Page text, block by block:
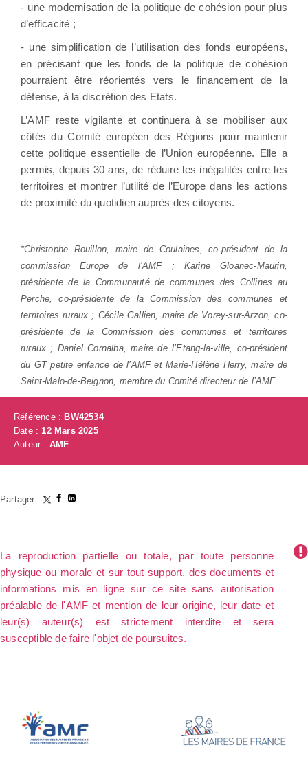
- une modernisation de la politique de cohésion pour plus
d’efficacité ;
- une simplification de l’utilisation des fonds européens,
en précisant que les fonds de la politique de cohésion
pourraient être réorientés vers le financement de la
défense, à la discrétion des Etats.
L’AMF reste vigilante et continuera à se mobiliser aux
côtés du Comité européen des Régions pour maintenir
cette politique essentielle de l’Union européenne. Elle a
permis, depuis 30 ans, de réduire les inégalités entre les
territoires et montrer l’utilité de l’Europe dans les actions
de proximité du quotidien auprès des citoyens.
*Christophe Rouillon, maire de Coulaines, co-président de la
commission Europe de l’AMF ; Karine Gloanec-Maurin,
présidente de la Communauté de communes des Collines au
Perche, co-présidente de la Commission des communes et
territoires ruraux ; Cécile Gallien, maire de Vorey-sur-Arzon, co-
présidente de la Commission des communes et territoires
ruraux ; Daniel Cornalba, maire de l’Etang-la-ville, co-président
du GT petite enfance de l’AMF et Marie-Hélène Herry, maire de
Saint-Malo-de-Beignon, membre du Comité directeur de l’AMF.
Référence : BW42534
Date : 12 Mars 2025
Auteur : AMF
Partager :
La reproduction partielle ou totale, par toute personne
physique ou morale et sur tout support, des documents et
informations mis en ligne sur ce site sans autorisation
préalable de l'AMF et mention de leur origine, leur date et
leur(s) auteur(s) est strictement interdite et sera
susceptible de faire l'objet de poursuites.